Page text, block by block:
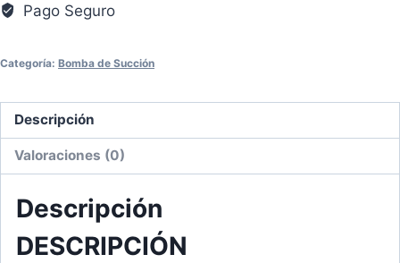
Pago Seguro
Categoría: Bomba de Succión
Descripción
Valoraciones (0)
Descripción
DESCRIPCIÓN